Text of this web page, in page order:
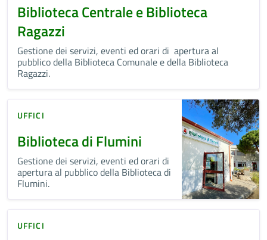
Biblioteca Centrale e Biblioteca
Ragazzi
Gestione dei servizi, eventi ed orari di apertura al
pubblico della Biblioteca Comunale e della Biblioteca
Ragazzi.
UFFICI
Biblioteca di Flumini
Gestione dei servizi, eventi ed orari di
apertura al pubblico della Biblioteca di
Flumini.
UFFICI